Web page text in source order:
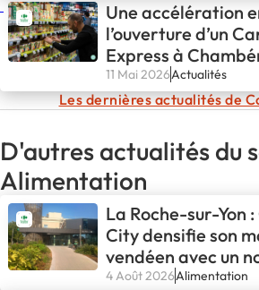
Une accélération
l’ouverture d’un
Express à
Challes-les-Eaux
11 Mai 2026Actualités
Les dernières actualités de
D'autres actualités du
Alimentation
La Roche-sur-Yon
City densifie son
vendéen avec un
binôme de
4 Août 2026Alimentation